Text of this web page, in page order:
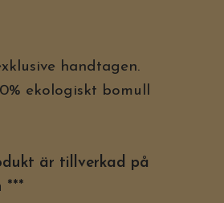
handtagen.
ekologiskt bomull
är tillverkad på
***